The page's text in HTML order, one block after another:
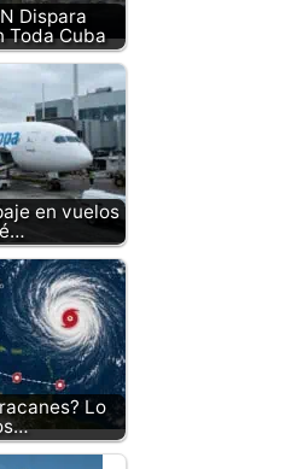
Dispara
Toda Cuba
en vuelos
Lo